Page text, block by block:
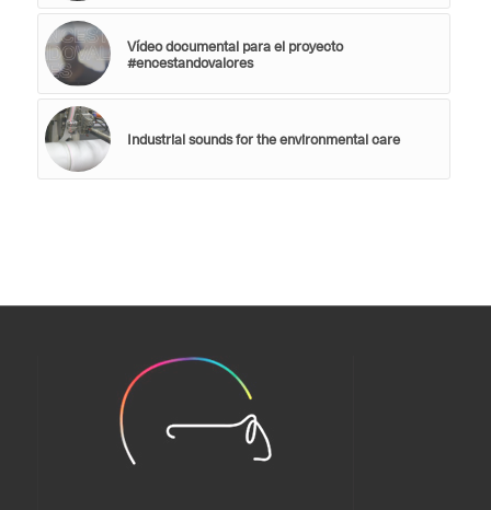
Vídeo documental para el proyecto
#encestandovalores
Industrial sounds for the environmental care